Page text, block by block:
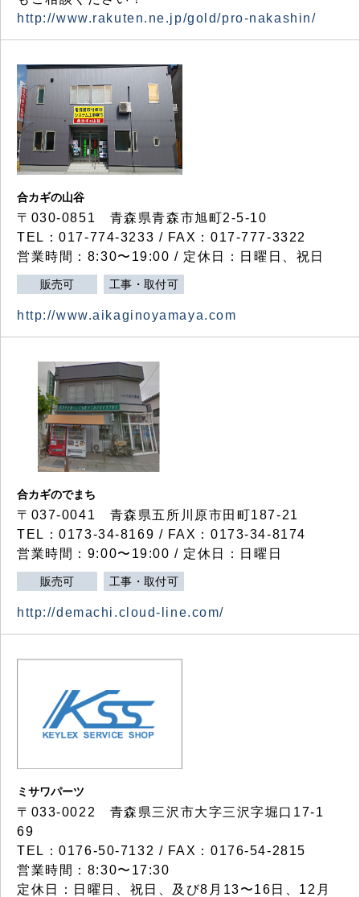
http://www.rakuten.ne.jp/gold/pro-nakashin/
合カギの山谷
〒030-0851 青森県青森市旭町2-5-10
TEL：017-774-3233 / FAX：017-777-3322
営業時間：8:30〜19:00 / 定休日：日曜日、祝日
販売可 工事・取付可
http://www.aikaginoyamaya.com
合カギのでまち
〒037-0041 青森県五所川原市田町187-21
TEL：0173-34-8169 / FAX：0173-34-8174
営業時間：9:00〜19:00 / 定休日：日曜日
販売可 工事・取付可
http://demachi.cloud-line.com/
ミサワパーツ
〒033-0022 青森県三沢市大字三沢字堀口17-1
69
TEL：0176-50-7132 / FAX：0176-54-2815
営業時間：8:30〜17:30
定休日：日曜日、祝日、及び8月13〜16日、12月